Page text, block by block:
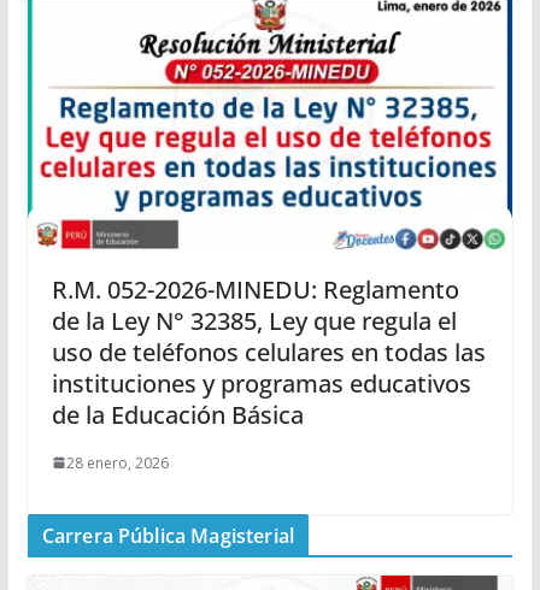
R.M. 052-2026-MINEDU: Reglamento
de la Ley N° 32385, Ley que regula el
uso de teléfonos celulares en todas las
instituciones y programas educativos
de la Educación Básica
28 enero, 2026
Carrera Pública Magisterial